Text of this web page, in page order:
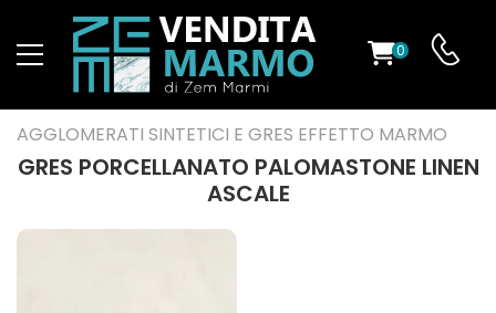
0
AGGLOMERATI SINTETICI E GRES EFFETTO MARMO
GRES PORCELLANATO PALOMASTONE LINEN
ASCALE